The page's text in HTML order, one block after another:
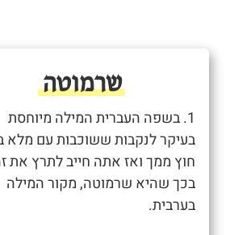
שרמוטה
1. בשפה העברית המילה מיוחסת
בעיקר לנקבות ששוכבות עם מלא
חוץ ממך ואז אתה חייב לתרץ את
בכך שהיא שרמוטה, מקור המילה
בערבית.